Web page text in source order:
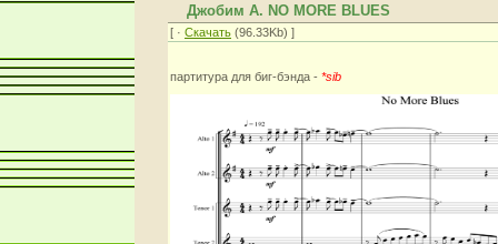
Джобим А. NO MORE BLUES
[ · Скачать (96.33Kb) ]
партитура для биг-бэнда - *sib